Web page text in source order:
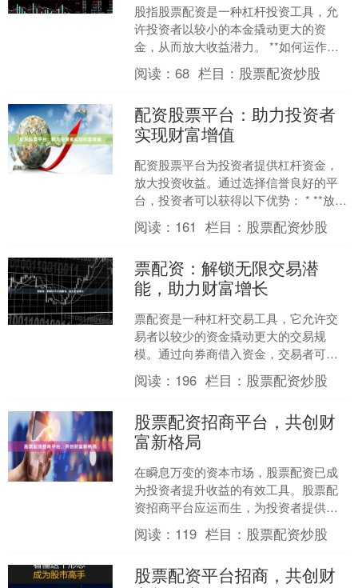
股指股票配资是一种杠杆投资工具，允
许投资者以较小的本金撬动更大的资
金，从而放大收益潜力。 **如何运作？**
配资公司向投资者提供一定倍数的资
金，投资者只需提供....
阅读：68 栏目： 股票配资炒股
配资股票平台：助力投资者
实现财富增值
配资股票平台为投资者提供杠杆资金，
放大投资收益。通过选择信誉良好的平
台，投资者可以获得以下优势： * **放大
收益：**杠杆资金可以放大投资收益，让
投资者有机会....
阅读： 161 栏目： 股票配资炒股
票配资：解锁无限交易潜
能，助力财富增长
票配资是一种杠杆交易工具，它允许交
易者以较少的资金撬动更大的交易规
模。通过向券商借入资金，交易者可以
放大其交易能力，从而获得更高的潜在
收益。 票配资的优势显而易....
阅读： 196 栏目： 股票配资炒股
股票配资招商平台，共创财
富新格局
在瞬息万变的资本市场，股票配资已成
为投资者提升收益的有效工具。股票配
资招商平台应运而生，为投资者提供便
捷的配资服务，助力财富增值。 股票配
资招商平台汇聚了众多优....
阅读： 119 栏目： 股票配资炒股
股票配资平台招商，共创财